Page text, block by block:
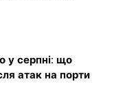
у серпні: що
атак на порти